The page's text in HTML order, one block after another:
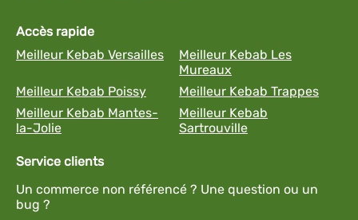
Accès rapide
Meilleur Kebab Versailles
Meilleur Kebab Les
Mureaux
Meilleur Kebab Poissy
Meilleur Kebab Trappes
Meilleur Kebab Mantes-
la-Jolie
Meilleur Kebab
Sartrouville
Service clients
Un commerce non référencé ? Une question ou un
bug ?